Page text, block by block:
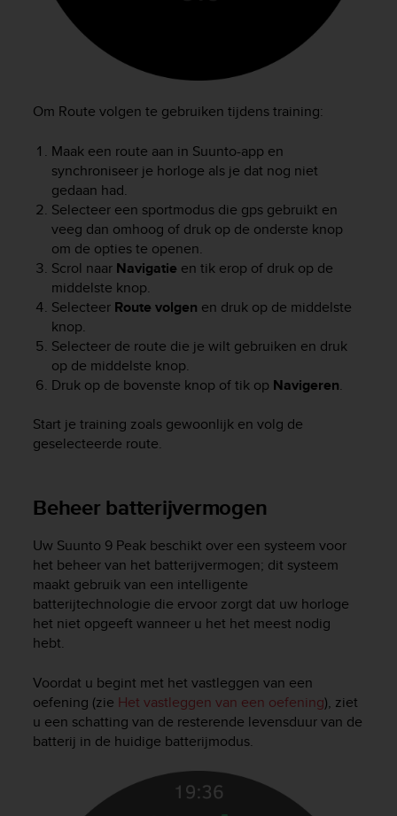
Om Route volgen te gebruiken tijdens training:
Maak een route aan in Suunto-app en
synchroniseer je horloge als je dat nog niet
gedaan had.
Selecteer een sportmodus die gps gebruikt en
veeg dan omhoog of druk op de onderste knop
om de opties te openen.
Scrol naar Navigatie en tik erop of druk op de
middelste knop.
Selecteer Route volgen en druk op de middelste
knop.
Selecteer de route die je wilt gebruiken en druk
op de middelste knop.
Druk op de bovenste knop of tik op Navigeren.
Start je training zoals gewoonlijk en volg de
geselecteerde route.
Beheer batterijvermogen
Uw Suunto 9 Peak beschikt over een systeem voor
het beheer van het batterijvermogen; dit systeem
maakt gebruik van een intelligente
batterijtechnologie die ervoor zorgt dat uw horloge
het niet opgeeft wanneer u het het meest nodig
hebt.
Voordat u begint met het vastleggen van een
oefening (zie Het vastleggen van een oefening), ziet
u een schatting van de resterende levensduur van de
batterij in de huidige batterijmodus.